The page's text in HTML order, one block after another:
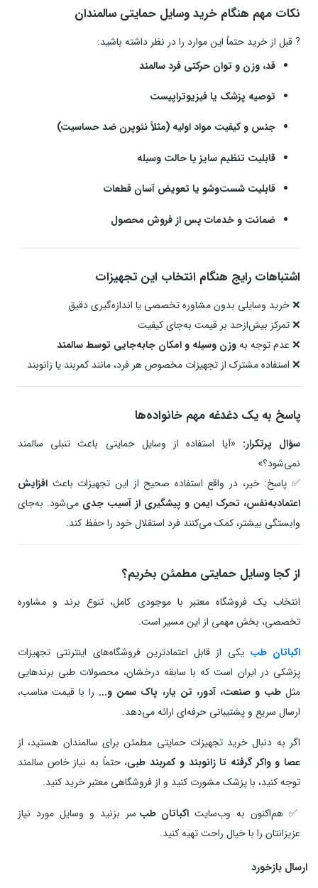
نکات مهم هنگام خرید وسایل حمایتی سالمندان
? قبل از خرید حتماً این موارد را در نظر داشته باشید:
قد، وزن و توان حرکتی فرد سالمند
توصیه پزشک یا فیزیوتراپیست
جنس و کیفیت مواد اولیه (مثلاً نئوپرن ضد حساسیت)
قابلیت تنظیم سایز یا حالت وسیله
قابلیت شست‌وشو یا تعویض آسان قطعات
ضمانت و خدمات پس از فروش محصول
اشتباهات رایج هنگام انتخاب این تجهیزات
❌ خرید وسایلی بدون مشاوره تخصصی یا اندازه‌گیری دقیق
❌ تمرکز بیش‌ازحد بر قیمت به‌جای کیفیت
❌ عدم توجه بهوزن وسیله و امکان جابه‌جایی توسط سالمند
❌ استفاده مشترک از تجهیزات مخصوص هر فرد، مانند کمربند یا زانوبند
پاسخ به یک دغدغه مهم خانواده‌ها
سؤال پرتکرار: «آیا استفاده از وسایل حمایتی باعث تنبلی سالمند
نمی‌شود؟»
✅ پاسخ: خیر، در واقع استفاده صحیح از این تجهیزات باعث افزایش
اعتمادبه‌نفس، تحرک ایمن و پیشگیری از آسیب جدی می‌شود. به‌جای
وابستگی بیشتر، کمک می‌کنند فرد استقلال خود را حفظ کند.
از کجا وسایل حمایتی مطمئن بخریم؟
انتخاب یک فروشگاه معتبر با موجودی کامل، تنوع برند و مشاوره
تخصصی، بخش مهمی از این مسیر است.
اکباتان طب یکی از قابل اعتمادترین فروشگاه‌های اینترنتی تجهیزات
پزشکی در ایران است که با سابقه درخشان، محصولات طبی برندهایی
مثلطب و صنعت، آدور، تن یار، پاک سمن و... را با قیمت مناسب،
ارسال سریع و پشتیبانی حرفه‌ای ارائه می‌دهد.
اگر به دنبال خرید تجهیزات حمایتی مطمئن برای سالمندان هستید، از
عصا و واکر گرفته تا زانوبند و کمربند طبی، حتماً به نیاز خاص سالمند
توجه کنید، با پزشک مشورت کنید و از فروشگاهی معتبر خرید کنید.
✅ هم‌اکنون به وب‌سایت اکباتان طب سر بزنید و وسایل مورد نیاز
عزیزانتان را با خیال راحت تهیه کنید.
ارسال بازخورد